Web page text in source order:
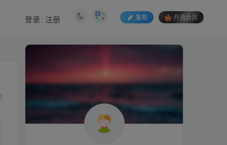
发布 开通会员
登录 注册